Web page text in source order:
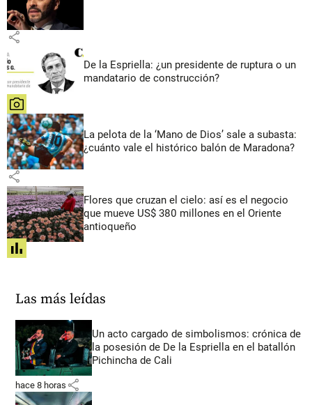
share
De la Espriella: ¿un presidente de ruptura o un
mandatario de construcción?
share
La pelota de la ‘Mano de Dios’ sale a subasta:
¿cuánto vale el histórico balón de Maradona?
share
Flores que cruzan el cielo: así es el negocio
que mueve US$ 380 millones en el Oriente
antioqueño
share
Las más leídas
Un acto cargado de simbolismos: crónica de
la posesión de De la Espriella en el batallón
Pichincha de Cali
hace 8 horas share